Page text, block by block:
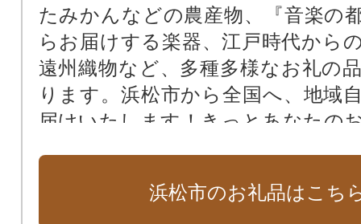
たみかんなどの農産物、『音楽の
らお届けする楽器、江戸時代から
遠州織物など、多種多様なお礼の
ります。浜松市から全国へ、地域
届けいたします！きっとあなたの
浜松市のお礼品はこち